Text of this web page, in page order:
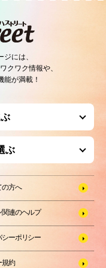
には、
クワク情報や、
能が満載！
ぶ
の方へ
関連のヘルプ
シーポリシー
規約